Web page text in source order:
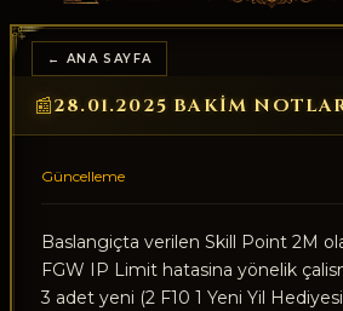
← ANA SAYFA
📰28.01.2025 BAKIM
Güncelleme
Baslangiçta verilen Skill Point 2M
FGW IP Limit hatasina yönelik
3 adet yeni (2 F10 1 Yeni Yil